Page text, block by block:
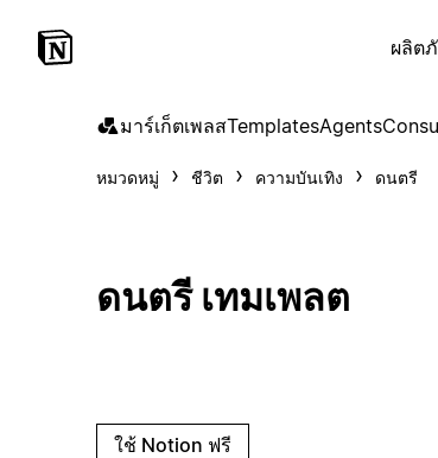
ผลิต
มาร์เก็ตเพลสTemplatesAgents
หมวดหมู่ ชีวิต ความบันเทิง ดนตรี
ดนตรี เทมเพลต
ใช้ Notion ฟรี